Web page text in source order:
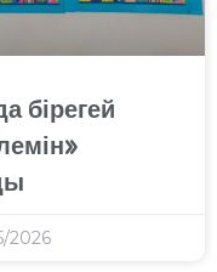
бірегей
2026